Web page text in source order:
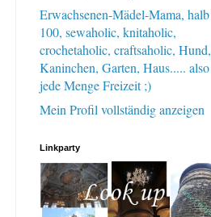
Erwachsenen-Mädel-Mama, halb
100, sewaholic, knitaholic,
crochetaholic, craftsaholic, Hund,
Kaninchen, Garten, Haus..... also
jede Menge Freizeit ;)
Mein Profil vollständig anzeigen
Linkparty